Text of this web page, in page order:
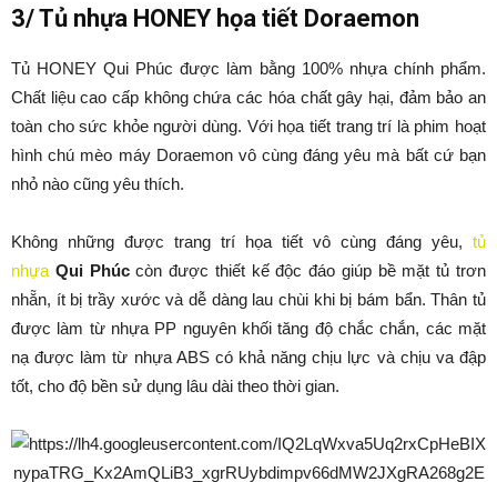
3/ Tủ nhựa HONEY họa tiết Doraemon
Tủ HONEY Qui Phúc được làm bằng 100% nhựa chính phẩm.
Chất liệu cao cấp không chứa các hóa chất gây hại, đảm bảo an
toàn cho sức khỏe người dùng. Với họa tiết trang trí là phim hoạt
hình chú mèo máy Doraemon vô cùng đáng yêu mà bất cứ bạn
nhỏ nào cũng yêu thích.
Không những được trang trí họa tiết vô cùng đáng yêu, tủ
nhựa Qui Phúccòn được thiết kế độc đáo giúp bề mặt tủ trơn
nhẵn, ít bị trầy xước và dễ dàng lau chùi khi bị bám bẩn. Thân tủ
được làm từ nhựa PP nguyên khối tăng độ chắc chắn, các mặt
nạ được làm từ nhựa ABS có khả năng chịu lực và chịu va đập
tốt, cho độ bền sử dụng lâu dài theo thời gian.